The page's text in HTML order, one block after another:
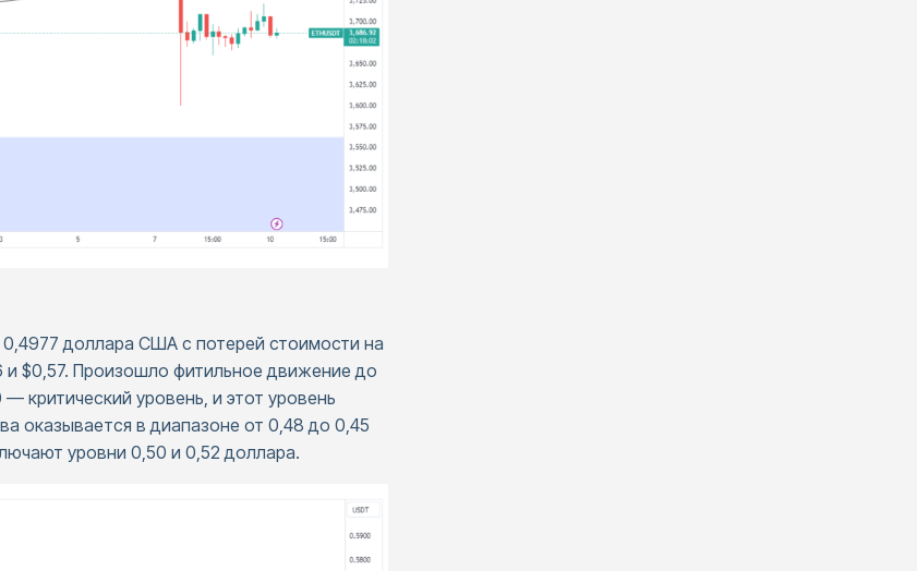
доллара США с потерей стоимости на
и $0,57. Произошло фитильное движение до
критический уровень, и этот уровень
оказывается в диапазоне от 0,48 до 0,45
уровни 0,50 и 0,52 доллара.